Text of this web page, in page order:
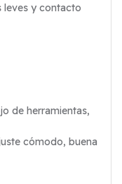
leves y contacto
de herramientas,
cómodo, buena